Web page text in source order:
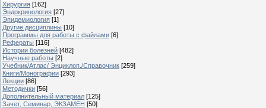
Хирургия [162]
Эндокринология [27]
Эпидемиология [1]
Другие дисциплины [10]
Программы для работы с файлами [6]
Рефераты [116]
Истории болезней [482]
Научные работы [2]
Учебник/Атлас/ Энциклоп./Справочник [259]
Книги/Монографии [293]
Лекции [86]
Методички [56]
Дополнительный материал [125]
Зачет, Семинар, ЭКЗАМЕН [50]